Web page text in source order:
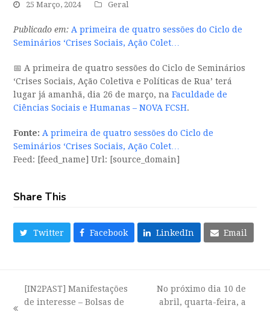
25 Março, 2024 Geral
Publicado em: A primeira de quatro sessões do Ciclo de
Seminários ‘Crises Sociais, Ação Colet…
📅 A primeira de quatro sessões do Ciclo de Seminários
‘Crises Sociais, Ação Coletiva e Políticas de Rua’ terá
lugar já amanhã, dia 26 de março, naFaculdade de
Ciências Sociais e Humanas – NOVA FCSH.
Fonte: A primeira de quatro sessões do Ciclo de
Seminários ‘Crises Sociais, Ação Colet…
Feed: [feed_name] Url: [source_domain]
Share This
Twitter Facebook LinkedIn Email
[IN2PAST] Manifestações
de interesse – Bolsas de
No próximo dia 10 de
abril, quarta-feira, a